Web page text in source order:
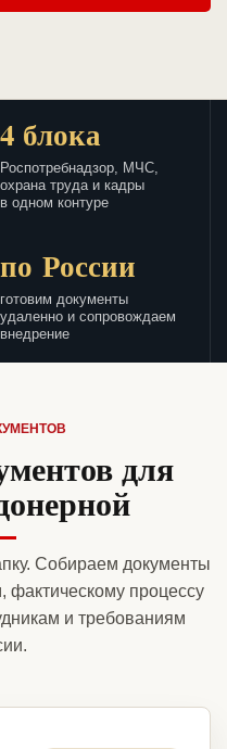
4 блока
Роспотребнадзор, МЧС,
охрана труда и кадры
в одном контуре
по России
готовим документы
удаленно и сопровождаем
внедрение
для
Собираем документы
фактическому процессу
и требованиям